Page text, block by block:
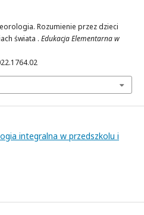
Rozumienie przez dzieci
świata . Edukacja Elementarna w
integralna w przedszkolu i